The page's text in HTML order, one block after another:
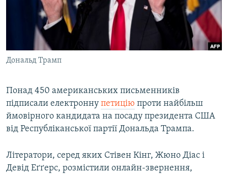
ВІДЕОУРОКИ «ELIFBE»
СВІДЧЕННЯ ОКУПАЦІЇ
УКРАЇНСЬКА ПРОБЛЕМА КРИМУ
ІНФОГРАФІКА
Русский
Qırımtatar
ДОЛУЧАЙСЯ!
Усі сайти RFE/RL
Дональд Трамп
Понад 450 американських письменників
підписали електронну петицію проти найбільш
ймовірного кандидата на посаду президента США
від Республіканської партії Дональда Трампа.
Літератори, серед яких Стівен Кінг, Жюно Діас і
Девід Еґґерс, розмістили онлайн-звернення,